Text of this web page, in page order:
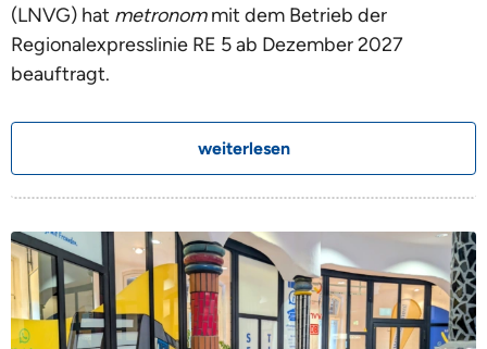
(LNVG) hat metronommit dem Betrieb der
Regionalexpresslinie RE 5 ab Dezember 2027
beauftragt.
weiterlesen